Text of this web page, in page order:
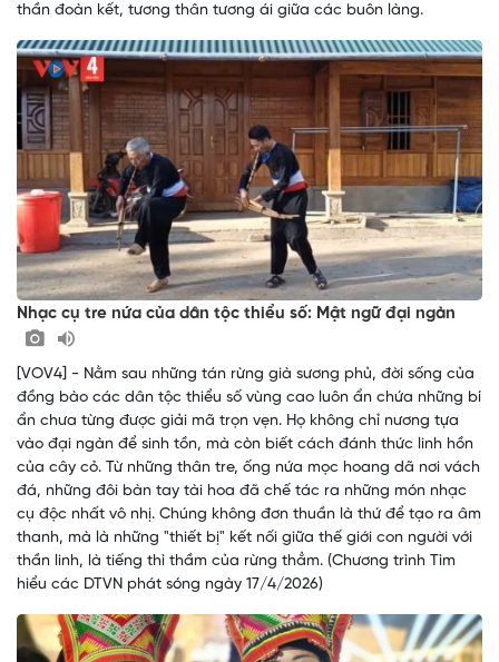
thần đoàn kết, tương thân tương ái giữa các buôn làng.
Nhạc cụ tre nứa của dân tộc thiểu số: Mật ngữ đại ngàn
[VOV4] - Nằm sau những tán rừng già sương phủ, đời sống của
đồng bào các dân tộc thiểu số vùng cao luôn ẩn chứa những bí
ẩn chưa từng được giải mã trọn vẹn. Họ không chỉ nương tựa
vào đại ngàn để sinh tồn, mà còn biết cách đánh thức linh hồn
của cây cỏ. Từ những thân tre, ống nứa mọc hoang dã nơi vách
đá, những đôi bàn tay tài hoa đã chế tác ra những món nhạc
cụ độc nhất vô nhị. Chúng không đơn thuần là thứ để tạo ra âm
thanh, mà là những "thiết bị" kết nối giữa thế giới con người với
thần linh, là tiếng thì thầm của rừng thẳm. (Chương trình Tìm
hiểu các DTVN phát sóng ngày 17/4/2026)